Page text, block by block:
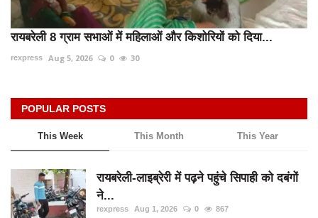
रायबरेली 8 ग्राम सभाओं में महिलाओं और किशोरियों को दिया...
rexpress Aug 5, 2026 0 30
POPULAR POSTS
This Week This Month This Year
रायबरेली-लाइब्रेरी में पढ़ने पहुंचे सिपाही को दबंगों
ने...
rexpress Aug 1, 2026 0 867